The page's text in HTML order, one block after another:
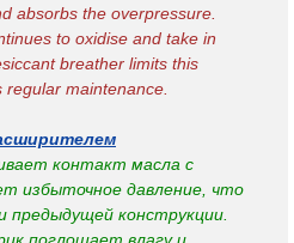
absorbs the overpressure.
to oxidise and take in
breather limits this
maintenance.
контакт масла с
избыточное давление, что
конструкции.